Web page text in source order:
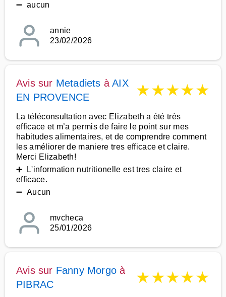
➖ aucun
annie
23/02/2026
Avis sur Metadiets àAIX
EN PROVENCE
★★★★★
La téléconsultation avec Elizabeth a été très
efficace et m’a permis de faire le point sur mes
habitudes alimentaires, et de comprendre comment
les améliorer de maniere tres efficace et claire.
Merci Elizabeth!
➕ L'information nutritionelle est tres claire et
efficace.
➖ Aucun
mvcheca
25/01/2026
Avis sur Fanny Morgo à
PIBRAC
★★★★★